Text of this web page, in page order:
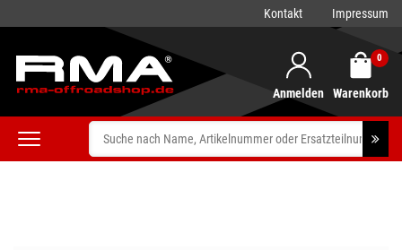
Kontakt Impressum
Anmelden
0
Warenkorb